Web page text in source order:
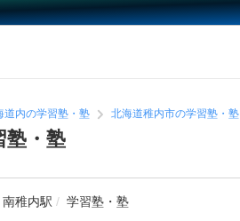
道内の学習塾・塾 北海道稚内市の学習塾・塾
塾・塾
南稚内駅 学習塾・塾